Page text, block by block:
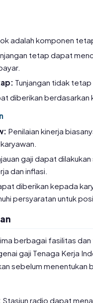
adalah komponen
tetap dapat
Tunjangan tidak
diberikan berdasarkan
Penilaian kinerja
gaji dapat
dan inflasi.
diberikan kepada
persyaratan untuk
berbagai fasilitas
gaji Tenaga Kerja
sebelum menentukan
Stasiun radio dapat